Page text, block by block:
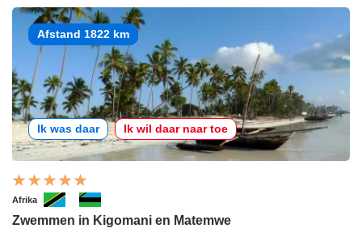
Afstand 1822 km
Ik was daar Ik wil daar naar toe
Afrika
Zwemmen in Kigomani en Matemwe